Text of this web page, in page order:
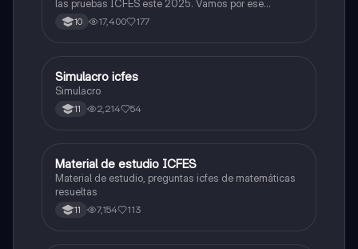
las pruebas ICFES este 2025. Vamos por ese
500/500. Y poder ser admitido en la universidad que
quieras, estudiar la carrera que quieres y no la que te
10 17,400 177
ICFES: Lectura Crítica
Simulacro icfes
Simulacro
11 2,214 54
ICFES: Matemáticas
Material de estudio ICFES
Material de estudio, preguntas icfes de matemáticas
resueltas
11 7,154 113